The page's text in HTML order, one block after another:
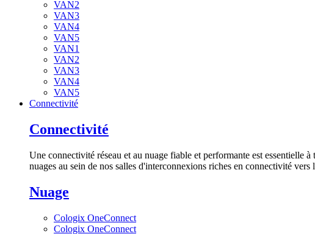
VAN2
VAN3
VAN4
VAN5
VAN1
VAN2
VAN3
VAN4
VAN5
Connectivité
Connectivité
Une connectivité réseau et au nuage fiable et performante est
nuages au sein de nos salles d'interconnexions riches en connectivité
Nuage
Cologix OneConnect
Cologix OneConnect